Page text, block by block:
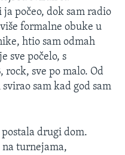
počeo, dok sam radio
formalne obuke u
htio sam odmah
sve počelo, s
rock, sve po malo. Od
sam kad god sam
drugi dom.
turnejama,